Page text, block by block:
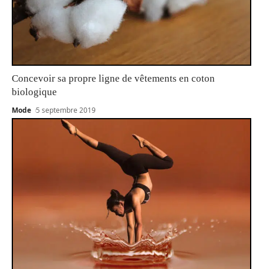
Concevoir sa propre ligne de vêtements en coton
biologique
Mode 5 septembre 2019